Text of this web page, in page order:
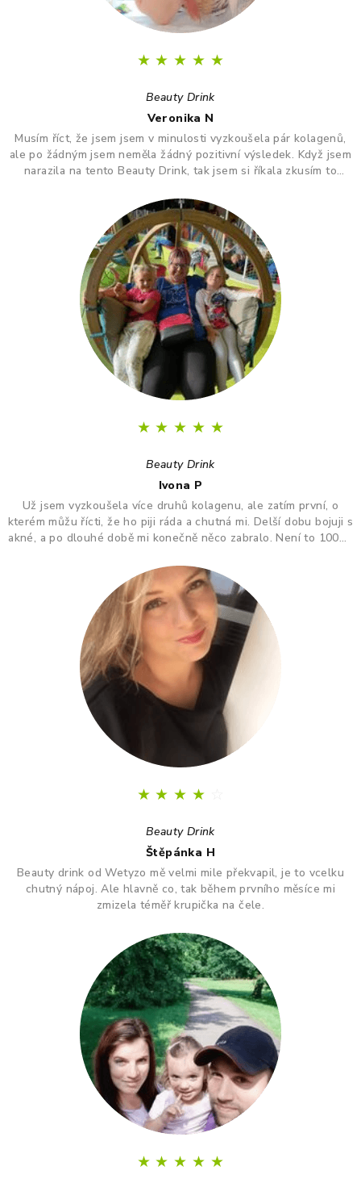
★ ★ ★ ★ ★
Beauty Drink
Veronika N
Musím říct, že jsem jsem v minulosti vyzkoušela pár kolagenů,
ale po žádným jsem neměla žádný pozitivní výsledek. Když jsem
narazila na tento Beauty Drink, tak jsem si říkala zkusím to
lepší vlasy, pevnější nehty a lepší pleť. Takže opravdu
doporučuji :)
★ ★ ★ ★ ★
Beauty Drink
Ivona P
Už jsem vyzkoušela více druhů kolagenu, ale zatím první, o
kterém můžu řícti, že ho piji ráda a chutná mi. Delší dobu bojuji s
akné, a po dlouhé době mi konečně něco zabralo. Není to 100%,
na vlasy a nehty.
★ ★ ★ ★
Beauty Drink
Štěpánka H
Beauty drink od Wetyzo mě velmi mile překvapil, je to vcelku
chutný nápoj. Ale hlavně co, tak během prvního měsíce mi
zmizela téměř krupička na čele.
★ ★ ★ ★ ★